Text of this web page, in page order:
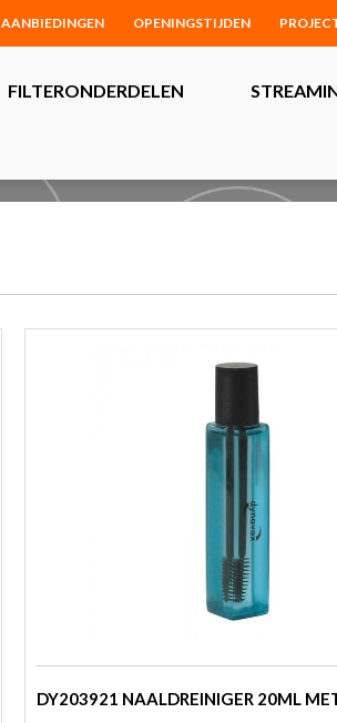
AANBIEDINGEN OPENINGSTIJDEN
FILTERONDERDELEN
DY203921 NAALDREINIGER 20ML